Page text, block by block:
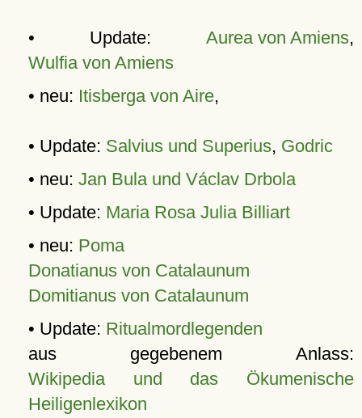
• Update: Aurea von Amiens,
Wulfia von Amiens
• neu: Itisberga von Aire,
• Update: Salvius und Superius, Godric
• neu: Jan Bula und Václav Drbola
• Update: Maria Rosa Julia Billiart
• neu: Poma
Donatianus von Catalaunum
Domitianus von Catalaunum
• Update: Ritualmordlegenden
aus gegebenem Anlass:
Wikipedia und das Ökumenische
Heiligenlexikon